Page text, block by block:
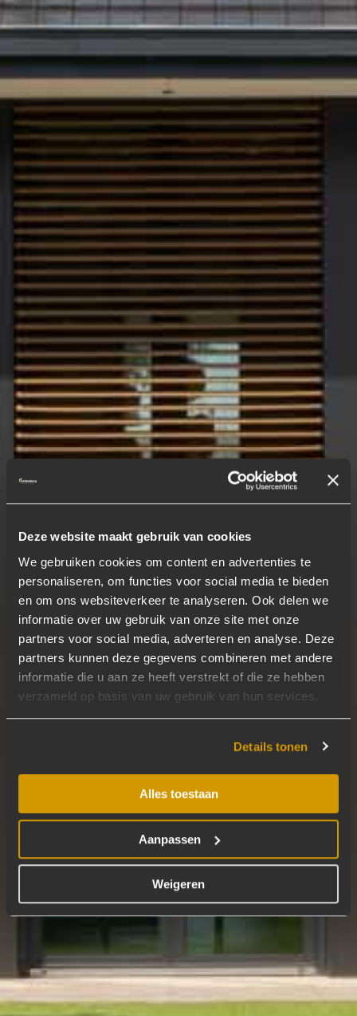
Deze website maakt gebruik van cookies
We gebruiken cookies om content en advertenties te
personaliseren, om functies voor social media te bieden
en om ons websiteverkeer te analyseren. Ook delen we
informatie over uw gebruik van onze site met onze
partners voor social media, adverteren en analyse. Deze
partners kunnen deze gegevens combineren met andere
informatie die u aan ze heeft verstrekt of die ze hebben
verzameld op basis van uw gebruik van hun services.
Details tonen
Alles toestaan
Aanpassen
Weigeren